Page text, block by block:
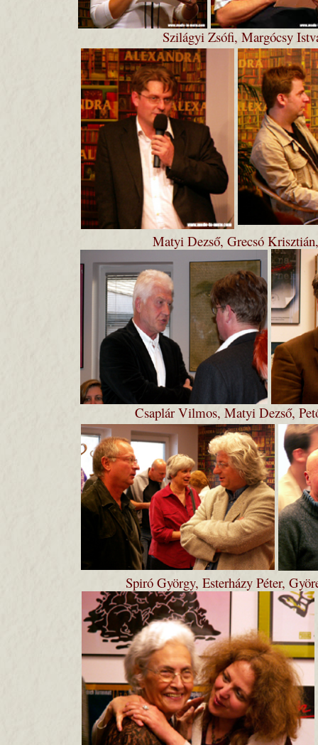
Szilágyi Zsófi, Margócsy
Matyi Dezső, Grecsó
Csaplár Vilmos, Matyi Dezső,
Spiró György, Esterházy Péter,